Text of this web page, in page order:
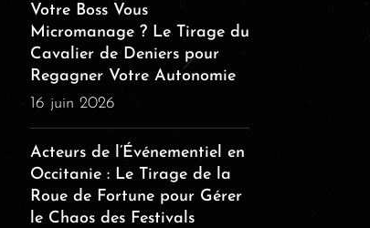
Votre Boss Vous
Micromanage ? Le Tirage du
Cavalier de Deniers pour
Regagner Votre Autonomie
16 juin 2026
Acteurs de l’Événementiel en
Occitanie : Le Tirage de la
Roue de Fortune pour Gérer
le Chaos des Festivals